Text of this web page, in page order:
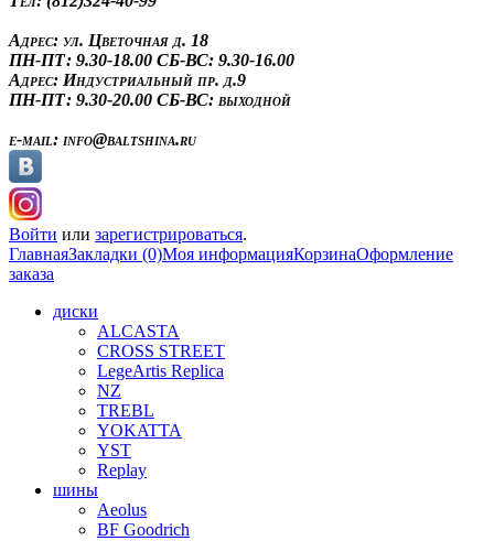
Адрес: ул. Цветочная д. 18
ПН-ПТ: 9.30-18.00 СБ-ВС: 9.30-16.00
Адрес: Индустриальный пр. д.9
ПН-ПТ: 9.30-20.00 СБ-ВС: выходной
e-mail: info@baltshina.ru
Войти или зарегистрироваться.
ГлавнаяЗакладки (0)Моя информацияКорзинаОформление
заказа
диски
ALCASTA
CROSS STREET
LegeArtis Replica
NZ
TREBL
YOKATTA
YST
Replay
шины
Aeolus
BF Goodrich